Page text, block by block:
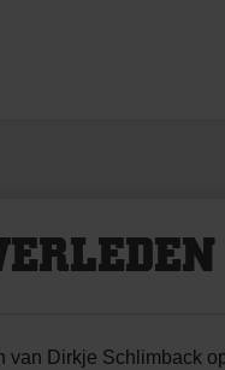
Dirkje Schlimback